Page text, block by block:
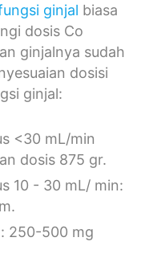
ginjal biasa
dosis Co
ginjalnya sudah
dosisi
ginjal:
<30 mL/min
dosis 875 gr.
10 - 30 mL/ min:
250-500 mg